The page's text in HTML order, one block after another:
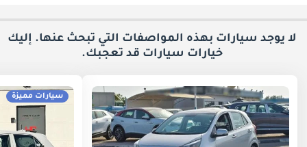
لا يوجد سيارات بهذه المواصفات التي تبحث عنها. إليك
خيارات سيارات قد تعجبك.
سيارات مميزة